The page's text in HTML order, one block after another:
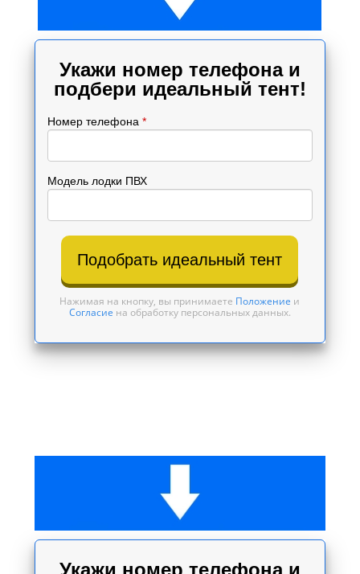
Укажи номер телефона и
подбери идеальный тент!
Номер телефона *
Модель лодки ПВХ
Подобрать идеальный тент
Нажимая на кнопку, вы принимаете Положение и
Согласие на обработку персональных данных.
Укажи номер телефона и